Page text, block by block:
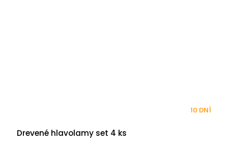
Drevené hlavolamy set 4 ks
10 DNÍ